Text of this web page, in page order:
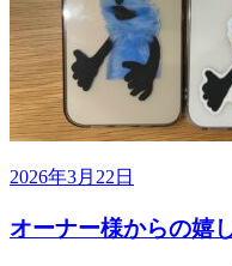
2026年3月22日
オーナー様からの嬉